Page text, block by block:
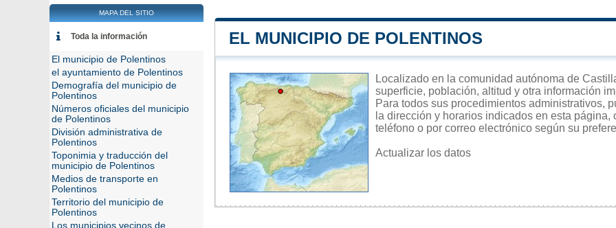
EL MUNICIPIO DE POLENTINOS
Localizado en la comunidad autónoma de
superficie, población, altitud y otra información
Para todos sus procedimientos administrativos,
la dirección y horarios indicados en esta
teléfono o por correo electrónico según su
Actualizar los datos
MAPA DEL SITIO
Toda la información
El municipio de Polentinos
el ayuntamiento de Polentinos
Demografía del municipio de
Polentinos
Números oficiales del municipio
de Polentinos
División administrativa de
Polentinos
Toponimia y traducción del
municipio de Polentinos
Medios de transporte en
Polentinos
Territorio del municipio de
Polentinos
Los municipios vecinos de